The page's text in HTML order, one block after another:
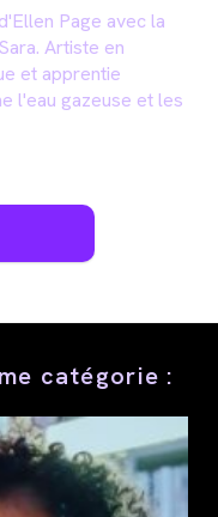
Page avec la
Artiste en
et apprentie
l'eau gazeuse et les
catégorie :